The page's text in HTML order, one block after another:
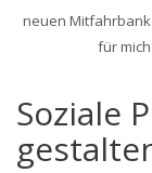
neuen
für
Soziale